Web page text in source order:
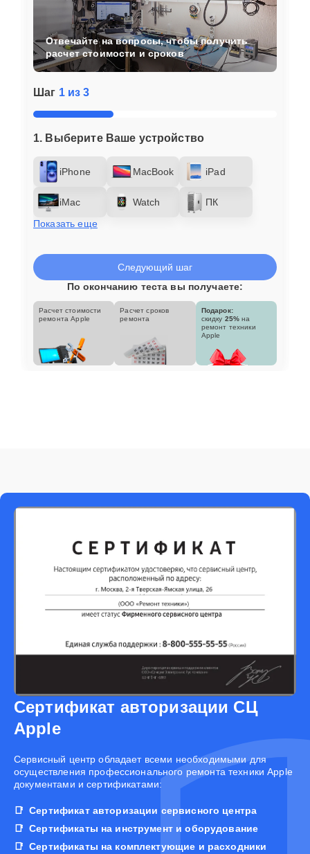
Шаг 1 из 3
1. Выберите Ваше устройство
iPhone MacBook iPad
iMac Watch
ПК
Показать еще
Отвечайте на вопросы, чтобы получить
расчет стоимости и сроков
Следующий шаг
По окончанию теста вы получаете:
Расчет стоимости
ремонта Apple
Расчет сроков
ремонта
Подарок:
скидку 25% на
ремонт техники
Apple
Сертификат авторизации СЦ
Apple
Cервисный центр обладает всеми необходимыми для
осуществления профессионального ремонта техники Apple
документами и сертификатами:
Сертификат авторизации сервисного центра
Сертификаты на инструмент и оборудование
Сертификаты на комплектующие и расходники